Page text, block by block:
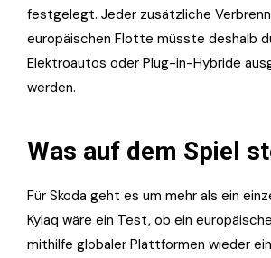
festgelegt. Jeder zusätzliche
europäischen Flotte müsste deshalb
Elektroautos oder Plug-in-Hybride
werden.
Was auf dem Spiel
Für Skoda geht es um mehr als ein
Kylaq wäre ein Test, ob ein
mithilfe globaler Plattformen wieder